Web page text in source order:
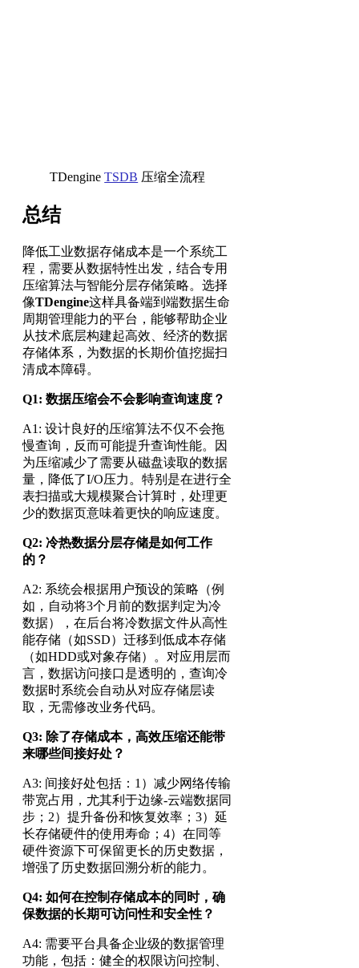
TDengineTSDB 压缩全流程
总结
降低工业数据存储成本是一个系统工
程，需要从数据特性出发，结合专用
压缩算法与智能分层存储策略。选择
像TDengine这样具备端到端数据生命
周期管理能力的平台，能够帮助企业
从技术底层构建起高效、经济的数据
存储体系，为数据的长期价值挖掘扫
清成本障碍。
Q1: 数据压缩会不会影响查询速度？​
A1: 设计良好的压缩算法不仅不会拖
慢查询，反而可能提升查询性能。因
为压缩减少了需要从磁盘读取的数据
量，降低了I/O压力。特别是在进行全
表扫描或大规模聚合计算时，处理更
少的数据页意味着更快的响应速度。
Q2: 冷热数据分层存储是如何工作
的？​
A2: 系统会根据用户预设的策略（例
如，自动将3个月前的数据判定为冷
数据），在后台将冷数据文件从高性
能存储（如SSD）迁移到低成本存储
（如HDD或对象存储）。对应用层而
言，数据访问接口是透明的，查询冷
数据时系统会自动从对应存储层读
取，无需修改业务代码。
Q3: 除了存储成本，高效压缩还能带
来哪些间接好处？​
A3: 间接好处包括：1）减少网络传输
带宽占用，尤其利于边缘-云端数据同
步；2）提升备份和恢复效率；3）延
长存储硬件的使用寿命；4）在同等
硬件资源下可保留更长的历史数据，
增强了历史数据回溯分析的能力。
Q4: 如何在控制存储成本的同时，确
保数据的长期可访问性和安全性？​
A4: 需要平台具备企业级的数据管理
功能，包括：健全的权限访问控制、